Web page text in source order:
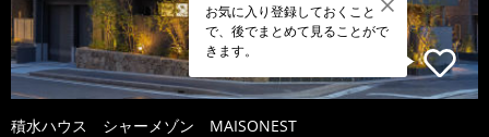
お気に入り登録しておくこと
で、後でまとめて見ることがで
きます。
積水ハウス シャーメゾン MAISONEST